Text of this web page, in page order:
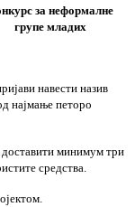
за неформалне
групе младих
навести назив
најмање петоро
минимум три
средства.